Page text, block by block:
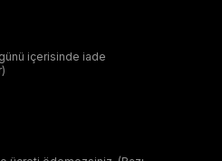
günü içerisinde iade